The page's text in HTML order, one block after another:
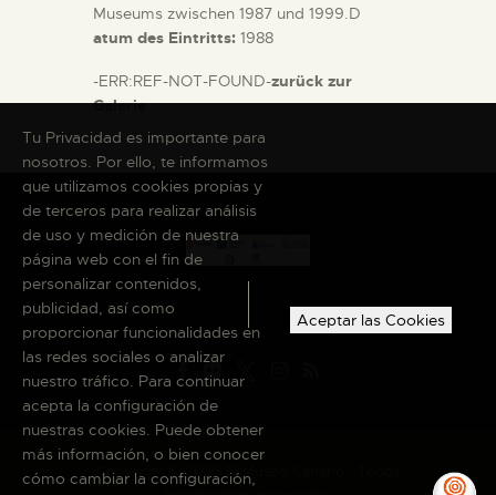
Museums zwischen 1987 und 1999.D
atum des Eintritts: 1988
-ERR:REF-NOT-FOUND-zurück zur
Galerie
Copyright © 2026 El Museo Canario · Todos
Tu Privacidad es importante para
nosotros. Por ello, te informamos
que utilizamos cookies propias y
de terceros para realizar análisis
de uso y medición de nuestra
página web con el fin de
personalizar contenidos,
publicidad, así como
proporcionar funcionalidades en
las redes sociales o analizar
nuestro tráfico. Para continuar
acepta la configuración de
nuestras cookies. Puede obtener
más información, o bien conocer
cómo cambiar la configuración,
Aceptar las Cookies